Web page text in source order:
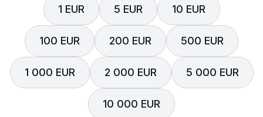
1 EUR 5 EUR 10 EUR
100 EUR 200 EUR 500 EUR
1 000 EUR 2 000 EUR 5 000 EUR
10 000 EUR